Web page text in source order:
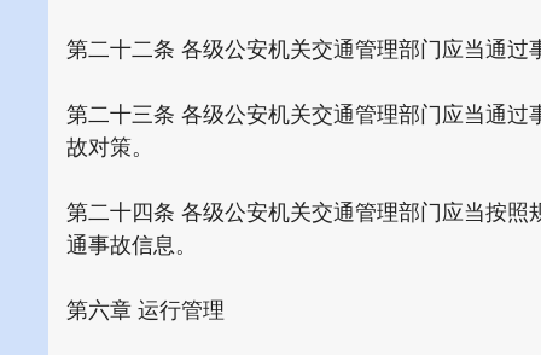
第二十二条 各级公安机关交通管理部门应当通
第二十三条 各级公安机关交通管理部门应当通
故对策。
第二十四条 各级公安机关交通管理部门应当按
通事故信息。
第六章 运行管理